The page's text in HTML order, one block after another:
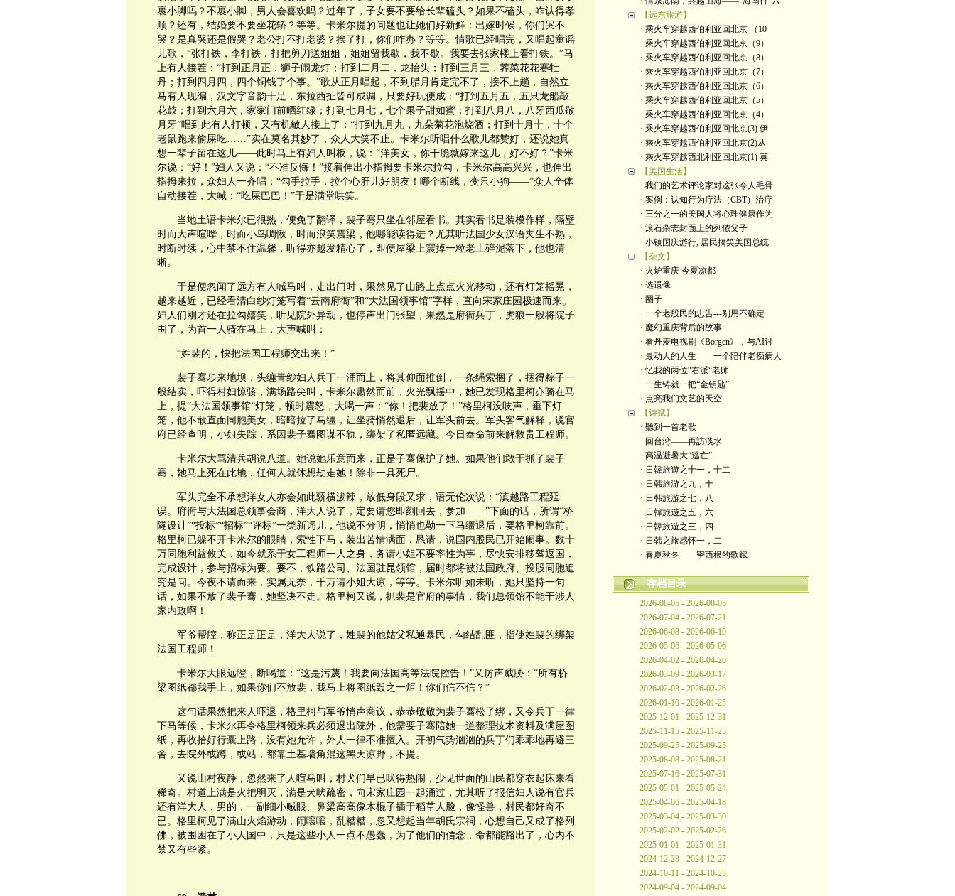
裹小脚吗？不裹小脚，男人会喜欢吗？过年了，子女要不要给长辈磕头？如果不磕头，咋认得孝
顺？还有，结婚要不要坐花轿？等等。卡米尔提的问题也让她们好新鲜：出嫁时候，你们哭不
哭？是真哭还是假哭？老公打不打老婆？挨了打，你们咋办？等等。情歌已经唱完，又唱起童谣
儿歌，“张打铁，李打铁，打把剪刀送姐姐，姐姐留我歇，我不歇。我要去张家楼上看打铁。”马
上有人接茬：“打到正月正，狮子闹龙灯；打到二月二，龙抬头；打到三月三，荠菜花花赛牡
丹；打到四月四，四个铜钱了个事。”歌从正月唱起，不到腊月肯定完不了，接不上趟，自然立
马有人现编，汉文字音韵十足，东拉西扯皆可成调，只要好玩便成：“打到五月五，五只龙船敲
花鼓；打到六月六，家家门前晒红绿；打到七月七，七个果子甜如蜜；打到八月八，八牙西瓜敬
月牙”唱到此有人打顿，又有机敏人接上了：“打到九月九，九朵菊花泡烧酒；打到十月十，十个
老鼠跑来偷屎吃……”实在莫名其妙了，众人大笑不止。卡米尔听唱什么歌儿都赞好，还说她真
想一辈子留在这儿——此时马上有妇人叫板，说：“洋美女，你干脆就嫁来这儿，好不好？”卡米
尔说：“好！”妇人又说：“不准反悔！”接着伸出小指拇要卡米尔拉勾，卡米尔高高兴兴，也伸出
指拇来拉，众妇人一齐唱：“勾手拉手，拉个心肝儿好朋友！哪个断线，变只小狗——”众人全体
自动接茬，大喊：“吃屎巴巴！”于是满堂哄笑。
当地土语卡米尔已很熟，便免了翻译，裴子骞只坐在邻屋看书。其实看书是装模作样，隔壁
时而大声喧哗，时而小鸟啁愀，时而浪笑震梁，他哪能读得进？尤其听法国少女汉语夹生不熟，
时断时续，心中禁不住温馨，听得亦越发精心了，即便屋梁上震掉一粒老土碎泥落下，他也清
晰。
于是便忽闻了远方有人喊马叫，走出门时，果然见了山路上点点火光移动，还有灯笼摇晃，
越来越近，已经看清白纱灯笼写着“云南府衙”和“大法国领事馆”字样，直向宋家庄园极速而来。
妇人们刚才还在拉勾嬉笑，听见院外异动，也停声出门张望，果然是府衙兵丁，虎狼一般将院子
围了，为首一人骑在马上，大声喊叫：
“姓裴的，快把法国工程师交出来！”
裴子骞步来地坝，头缠青纱妇人兵丁一涌而上，将其仰面推倒，一条绳索捆了，捆得粽子一
般结实，吓得村妇惊骇，满场路尖叫，卡米尔肃然而前，火光飘摇中，她已发现格里柯亦骑在马
上，提“大法国领事馆”灯笼，顿时震怒，大喝一声：“你！把裴放了！”格里柯没吱声，垂下灯
笼，他不敢直面同胞美女，暗暗拉了马缰，让坐骑悄然退后，让军头前去。军头客气解释，说官
府已经查明，小姐失踪，系因裴子骞图谋不轨，绑架了私匿远藏。今日奉命前来解救贵工程师。
卡米尔大骂清兵胡说八道。她说她乐意而来，正是子骞保护了她。如果他们敢于抓了裴子
骞，她马上死在此地，任何人就休想劫走她！除非一具死尸。
军头完全不承想洋女人亦会如此骄横泼辣，放低身段又求，语无伦次说：“滇越路工程延
误。府衙与大法国总领事会商，洋大人说了，定要请您即刻回去，参加——”下面的话，所谓“桥
隧设计”“投标”“招标”“评标”一类新词儿，他说不分明，悄悄也勒一下马缰退后，要格里柯靠前。
格里柯已躲不开卡米尔的眼睛，索性下马，装出苦情满面，恳请，说国内股民已开始闹事。数十
万同胞利益攸关，如今就系于女工程师一人之身，务请小姐不要率性为事，尽快安排移驾返国，
完成设计，参与招标为要。要不，铁路公司、法国驻昆领馆，届时都将被法国政府、投股同胞追
究是问。今夜不请而来，实属无奈，千万请小姐大谅，等等。卡米尔听如未听，她只坚持一句
话，如果不放了裴子骞，她坚决不走。格里柯又说，抓裴是官府的事情，我们总领馆不能干涉人
家内政啊！
军爷帮腔，称正是正是，洋大人说了，姓裴的他姑父私通暴民，勾结乱匪，指使姓裴的绑架
法国工程师！
卡米尔大眼远瞪，断喝道：“这是污蔑！我要向法国高等法院控告！”又厉声威胁：“所有桥
梁图纸都我手上，如果你们不放裴，我马上将图纸毁之一炬！你们信不信？”
这句话果然把来人吓退，格里柯与军爷悄声商议，恭恭敬敬为裴子骞松了绑，又令兵丁一律
下马等候，卡米尔再令格里柯领来兵必须退出院外，他需要子骞陪她一道整理技术资料及满屋图
纸，再收拾好行囊上路，没有她允许，外人一律不准擅入。开初气势汹汹的兵丁们乖乖地再避三
舍，去院外或蹲，或站，都靠土基墙角混这黑天凉野，不提。
又说山村夜静，忽然来了人喧马叫，村犬们早已吠得热闹，少见世面的山民都穿衣起床来看
稀奇。村道上满是火把明灭，满是犬吠疏密，向宋家庄园一起涌过，尤其听了报信妇人说有官兵
还有洋大人，男的，一副细小贼眼、鼻梁高高像木棍子插于稻草人脸，像怪兽，村民都好奇不
已。格里柯见了满山火焰游动，闹嚷嚷，乱糟糟，忽又想起当年胡氏宗祠，心想自己又成了格列
佛，被围困在了小人国中，只是这些小人一点不愚蠢，为了他们的信念，命都能豁出了，心内不
禁又有些紧。
【远东旅游】
· 乘火车穿越西伯利亚回北京 （10
· 乘火车穿越西伯利亚回北京（9）
· 乘火车穿越西伯利亚回北京（8）
· 乘火车穿越西伯利亚回北京（7）
· 乘火车穿越西伯利亚回北京（6）
· 乘火车穿越西伯利亚回北京（5）
· 乘火车穿越西伯利亚回北京（4）
· 乘火车穿越西伯利亚回北京(3) 伊
· 乘火车穿越西伯利亚回北京(2)从
· 乘火车穿越西北利亚回北京(1) 莫
【美国生活】
· 我们的艺术评论家对这张令人毛骨
· 案例：认知行为疗法（CBT）治疗
· 三分之一的美国人将心理健康作为
· 滚石杂志封面上的列侬父子
· 小镇国庆游行, 居民搞笑美国总统
【杂文】
· 火炉重庆 今夏凉都
· 选遗像
· 圈子
· 一个老股民的忠告---别用不确定
· 魔幻重庆背后的故事
· 看丹麦电视剧《Borgen》，与AI讨
· 最动人的人生——一个陪伴老痴病人
· 忆我的两位“右派“老师
· 一生铸就一把“金钥匙”
· 点亮我们文艺的天空
【诗赋】
· 聽到一首老歌
· 回台湾——再訪淡水
· 高温避暑大“逃亡”
· 日韓旅遊之十一，十二
· 日韩旅游之九，十
· 日韩旅游之七，八
· 日韓旅遊之五，六
· 日韓旅遊之三，四
· 日韩之旅感怀一，二
· 春夏秋冬——密西根的歌赋
存档目录
2026-08-05 - 2026-08-05
2026-07-04 - 2026-07-21
2026-06-08 - 2026-06-19
2026-05-06 - 2026-05-06
2026-04-02 - 2026-04-20
2026-03-09 - 2026-03-17
2026-02-03 - 2026-02-26
2026-01-10 - 2026-01-25
2025-12-01 - 2025-12-31
2025-11-15 - 2025-11-25
2025-09-25 - 2025-09-25
2025-08-08 - 2025-08-21
2025-07-16 - 2025-07-31
2025-05-01 - 2025-05-24
2025-04-06 - 2025-04-18
2025-03-04 - 2025-03-30
2025-02-02 - 2025-02-26
2025-01-01 - 2025-01-31
2024-12-23 - 2024-12-27
2024-10-11 - 2024-10-23
2024-09-04 - 2024-09-04